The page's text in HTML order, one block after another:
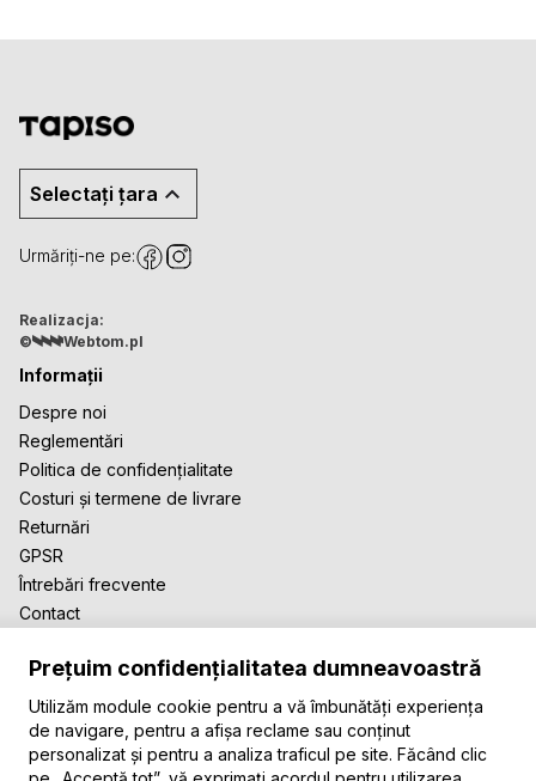
Selectați țara
Urmăriți-ne pe:
Realizacja:
©
Webtom.pl
Informații
Despre noi
Reglementări
Politica de confidențialitate
Costuri și termene de livrare
Returnări
GPSR
Întrebări frecvente
Contact
Pentru bloggeri
Covoarele noastre
Covoare moderne
Covoare vintage
Prețuim confidențialitatea dumneavoastră
Utilizăm module cookie pentru a vă îmbunătăți experiența
de navigare, pentru a afișa reclame sau conținut
personalizat și pentru a analiza traficul pe site. Făcând clic